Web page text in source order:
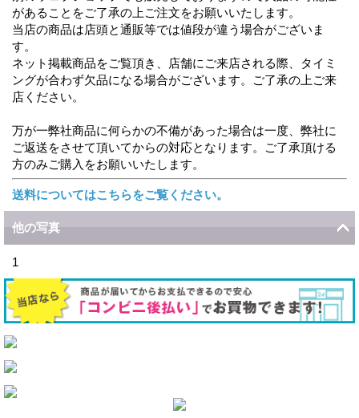
があることをご了承の上ご注文をお願いいたします。
当店の商品は店頭と通販等では値段が違う場合がございま
す。
ネット掲載商品をご覧頂き、店舗にご来店される際、タイミ
ングが合わず欠品になる場合がございます。ご了承の上ご来
店ください。
万が一弊社商品に何らかの不備があった場合は一度、弊社に
ご返送をさせて頂いてからの対応となります。ご了承頂ける
方のみご購入をお願いいたします。
送料についてはこちらをご覧ください。
他の写真
1